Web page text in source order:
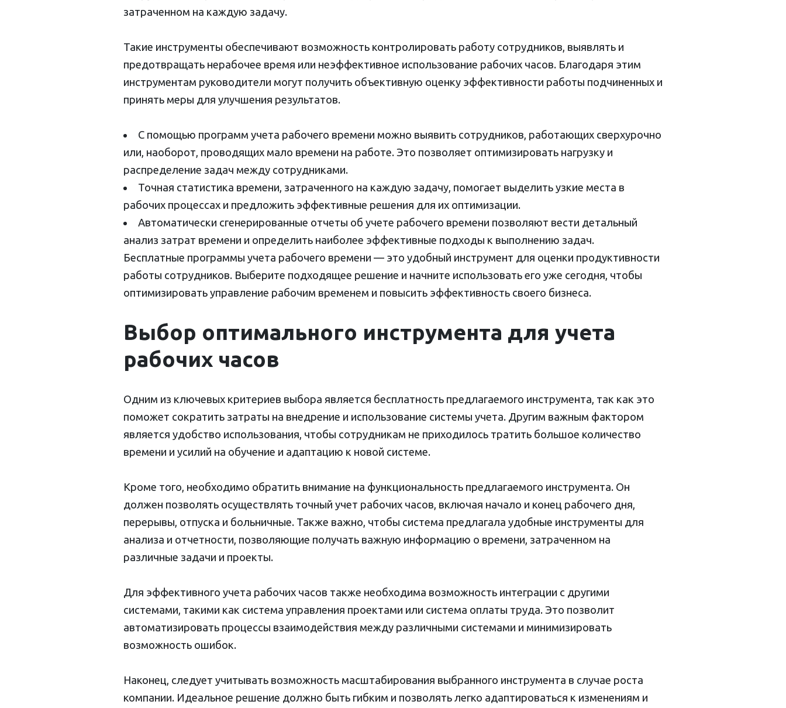
затраченном на каждую задачу.
Такие инструменты обеспечивают возможность контролировать работу сотрудников, выявлять и
предотвращать нерабочее время или неэффективное использование рабочих часов. Благодаря этим
инструментам руководители могут получить объективную оценку эффективности работы подчиненных и
принять меры для улучшения результатов.
С помощью программ учета рабочего времени можно выявить сотрудников, работающих сверхурочно
или, наоборот, проводящих мало времени на работе. Это позволяет оптимизировать нагрузку и
распределение задач между сотрудниками.
Точная статистика времени, затраченного на каждую задачу, помогает выделить узкие места в
рабочих процессах и предложить эффективные решения для их оптимизации.
Автоматически сгенерированные отчеты об учете рабочего времени позволяют вести детальный
анализ затрат времени и определить наиболее эффективные подходы к выполнению задач.
Бесплатные программы учета рабочего времени — это удобный инструмент для оценки продуктивности
работы сотрудников. Выберите подходящее решение и начните использовать его уже сегодня, чтобы
оптимизировать управление рабочим временем и повысить эффективность своего бизнеса.
Выбор оптимального инструмента для учета
рабочих часов
Одним из ключевых критериев выбора является бесплатность предлагаемого инструмента, так как это
поможет сократить затраты на внедрение и использование системы учета. Другим важным фактором
является удобство использования, чтобы сотрудникам не приходилось тратить большое количество
времени и усилий на обучение и адаптацию к новой системе.
Кроме того, необходимо обратить внимание на функциональность предлагаемого инструмента. Он
должен позволять осуществлять точный учет рабочих часов, включая начало и конец рабочего дня,
перерывы, отпуска и больничные. Также важно, чтобы система предлагала удобные инструменты для
анализа и отчетности, позволяющие получать важную информацию о времени, затраченном на
различные задачи и проекты.
Для эффективного учета рабочих часов также необходима возможность интеграции с другими
системами, такими как система управления проектами или система оплаты труда. Это позволит
автоматизировать процессы взаимодействия между различными системами и минимизировать
возможность ошибок.
Наконец, следует учитывать возможность масштабирования выбранного инструмента в случае роста
компании. Идеальное решение должно быть гибким и позволять легко адаптироваться к изменениям и